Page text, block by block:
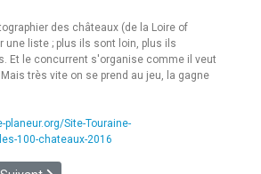
des châteaux (de la Loire of
une liste ; plus ils sont loin, plus ils
Et le concurrent s'organise comme il veut
très vite on se prend au jeu, la gagne
planeur.org/Site-Touraine-
100-chateaux-2016